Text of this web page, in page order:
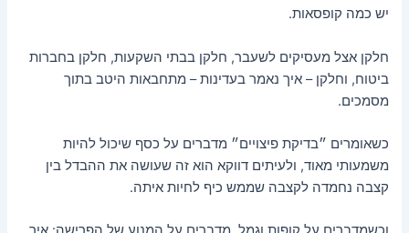
יש כמה קופסאות.
חלקן אצל מעסיקים לשעבר, חלקן בבתי השקעות, חלקן בחברות
ביטוח, וחלקן – איך נאמר בעדינות – מתחבאות היטב בתוך
מסמכים.
כשאומרים ״בדיקת פיצויים״ מדברים על כסף שיכול להיות
משמעותי מאוד, ולעיתים דווקא הוא זה שעושה את ההבדל בין
קצבה נחמדה לקצבה שממש כיף לחיות איתה.